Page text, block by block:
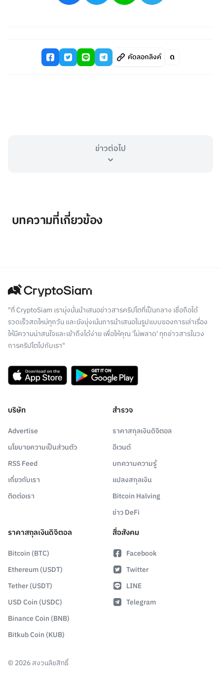
คัดลอกลิงค์
ข่าวต่อไป
บทความที่เกี่ยวข้อง
"ที่ CryptoSiam เรามุ่งมั่นนำเสนอข่าวสารคริปโตที่เป็นกลาง เชื่อถือได้
รวดเร็วสดใหม่ทุกวัน และยังมุ่งเน้นการนำเสนอในรูปแบบของการเล่าเรื่อง
ให้มีความน่าสนใจและเข้าถึงได้ง่าย เพื่อให้คุณ 'ไม่พลาด' ทุกข่าวสารในวง
การคริปโตไปกับเรา"
บริษัท
Advertise
นโยบายความเป็นส่วนตัว
RSS Feed
เกี่ยวกับเรา
ติดต่อเรา
สำรวจ
ราคาสกุลเงินดิจิตอล
อีเวนต์
บทความความรู้
แปลงสกุลเงิน
Bitcoin Halving
ข่าว DeFi
ราคาสกุลเงินดิจิตอล
Bitcoin (BTC)
Ethereum (USDT)
Tether (USDT)
USD Coin (USDC)
Binance Coin (BNB)
Bitkub Coin (KUB)
สื่อสังคม
Facebook
Twitter
LINE
Telegram
© 2026สงวนลิขสิทธิ์